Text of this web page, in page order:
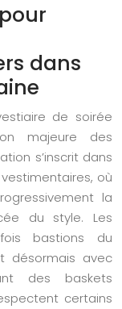
dans
de soirée
majeure des
s’inscrit dans
où
la
du style. Les
bastions du
désormais avec
des baskets
certains